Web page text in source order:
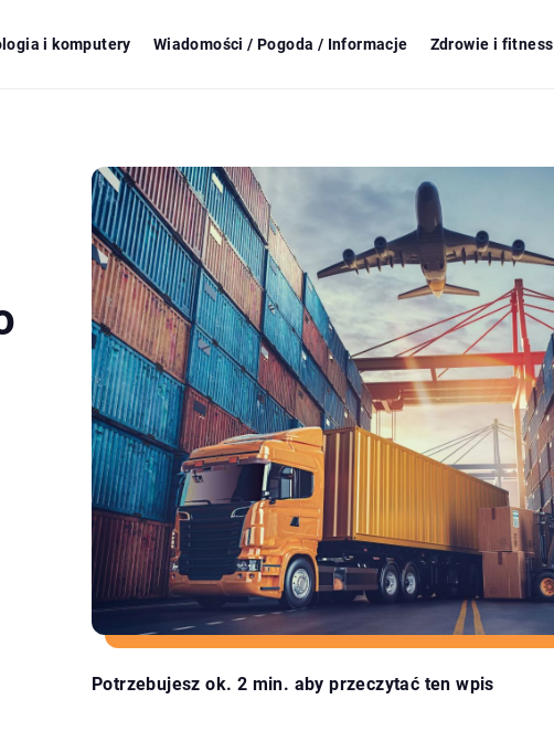
i komputery Wiadomości / Pogoda / Informacje Zdrowie i fitness
Potrzebujesz ok. 2 min. aby przeczytać ten wpis